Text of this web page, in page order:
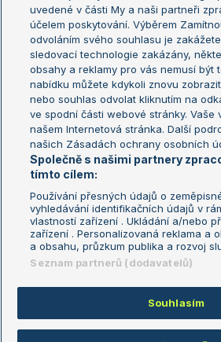
US Open
Turnaj mistrů
Turnaj
Aktualní trendy
Fotbalové přestupy
Livesport Daily
LS Prague Open
Podmínky užití
Nastavení
GDPR a žurnalistika
Reklama
Kontakt
Informace
údajů
Copyright © 2008-2026 TenisPortal.cz.
uvedené v části My a naši partneři
účelem poskytování. Výběrem
odvoláním svého souhlasu je
sledovací technologie zakázány,
obsahy a reklamy pro vás nemusí být
nabídku můžete kdykoli znovu
nebo souhlas odvolat kliknutím na
ve spodní části webové stránky. Vaše
našem Internetová stránka. Další
našich Zásadách ochrany osobních
Společně s našimi partnery
tímto cílem:
Používání přesných údajů o
vyhledávání identifikačních údajů v
vlastností zařízení . Ukládání a/nebo
zařízení . Personalizovaná reklama a
a obsahu, průzkum publika a rozvoj
Seznam partnerů (dodavatelů)
Souhlasím